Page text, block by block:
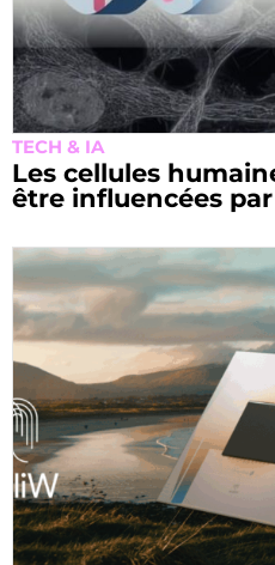
TECH & IA
Les cellules
être influencées